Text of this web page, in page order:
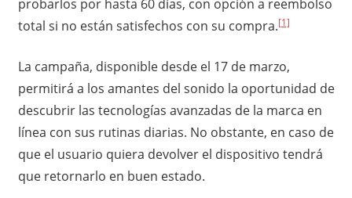
probarlos por hasta 60 días, con opción a reembolso
total si no están satisfechos con su compra.[1]
La campaña, disponible desde el 17 de marzo,
permitirá a los amantes del sonido la oportunidad de
descubrir las tecnologías avanzadas de la marca en
línea con sus rutinas diarias. No obstante, en caso de
que el usuario quiera devolver el dispositivo tendrá
que retornarlo en buen estado.